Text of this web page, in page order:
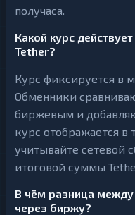
получаса.
Какой курс
Tether?
Курс фиксируется в
Обменники
биржевым и
курс отображается в
учитывайте сетевой
итоговой суммы
В чём разница
через биржу?